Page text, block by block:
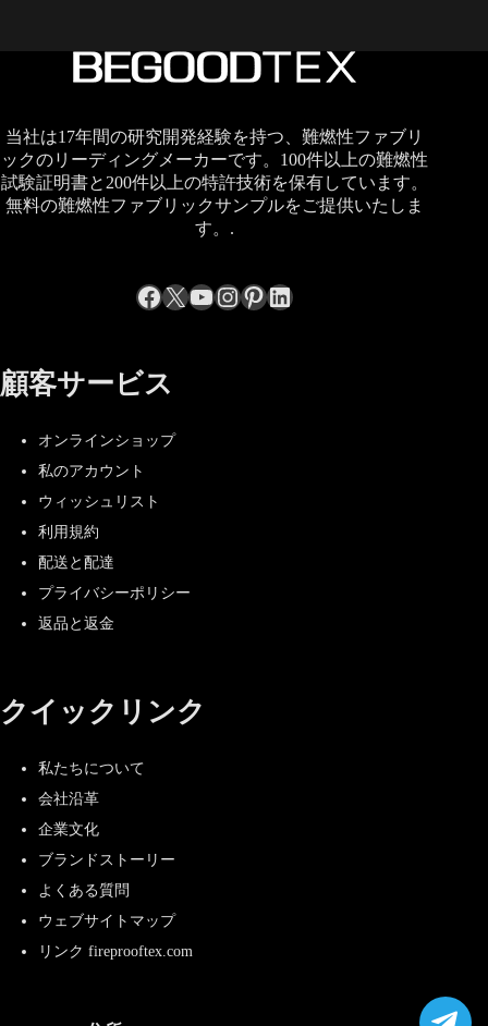
当社は17年間の研究開発経験を持つ、難燃性ファブリ
ックのリーディングメーカーです。100件以上の難燃性
試験証明書と200件以上の特許技術を保有しています。
無料の難燃性ファブリックサンプルをご提供いたしま
す。.
Facebook
X YouTube
Instagram
Pinterest
LinkedIn
顧客サービス
オンラインショップ
私のアカウント
ウィッシュリスト
利用規約
配送と配達
プライバシーポリシー
返品と返金
クイックリンク
私たちについて
会社沿革
企業文化
ブランドストーリー
よくある質問
ウェブサイトマップ
リンク fireprooftex.com